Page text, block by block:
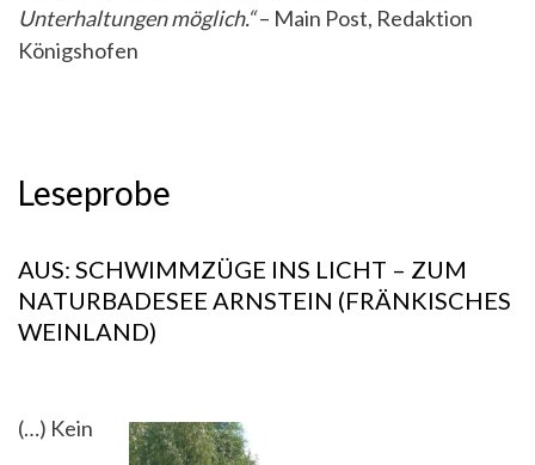
Unterhaltungen möglich.“– Main Post, Redaktion
Königshofen
Leseprobe
AUS: SCHWIMMZÜGE INS LICHT – ZUM
NATURBADESEE ARNSTEIN (FRÄNKISCHES
WEINLAND)
(…) Kein